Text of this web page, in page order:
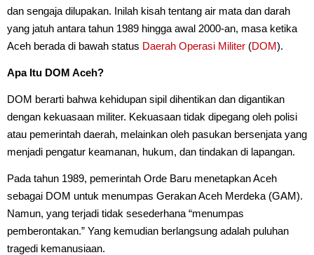
dan sengaja dilupakan. Inilah kisah tentang air mata dan darah
yang jatuh antara tahun 1989 hingga awal 2000-an, masa ketika
Aceh berada di bawah status Daerah Operasi Militer (DOM).
Apa Itu DOM Aceh?
DOM berarti bahwa kehidupan sipil dihentikan dan digantikan
dengan kekuasaan militer. Kekuasaan tidak dipegang oleh polisi
atau pemerintah daerah, melainkan oleh pasukan bersenjata yang
menjadi pengatur keamanan, hukum, dan tindakan di lapangan.
Pada tahun 1989, pemerintah Orde Baru menetapkan Aceh
sebagai DOM untuk menumpas Gerakan Aceh Merdeka (GAM).
Namun, yang terjadi tidak sesederhana “menumpas
pemberontakan.” Yang kemudian berlangsung adalah puluhan
tragedi kemanusiaan.